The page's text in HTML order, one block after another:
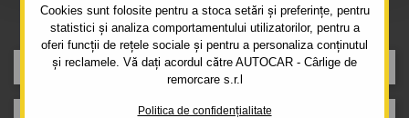
Cookies sunt folosite pentru a stoca setări și preferințe, pentru
statistici și analiza comportamentului utilizatorilor, pentru a
oferi funcții de rețele sociale și pentru a personaliza conținutul
și reclamele. Vă dați acordul către AUTOCAR - Cârlige de
remorcare s.r.l
Politica de confidențialitate
mașina
DACIA